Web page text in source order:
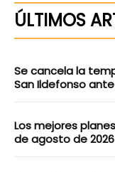
ÚLTIMOS
Se cancela la
San Ildefonso
Los mejores
de agosto de 2026